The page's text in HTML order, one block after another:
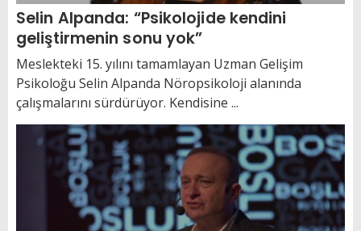
Selin Alpanda: “Psikolojide kendini
geliştirmenin sonu yok”
Meslekteki 15. yılını tamamlayan Uzman Gelişim
Psikoloğu Selin Alpanda Nöropsikoloji alanında
çalışmalarını sürdürüyor. Kendisine ...